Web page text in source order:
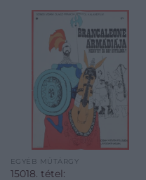
EGYÉB MŰTÁRGY
15018. tétel: